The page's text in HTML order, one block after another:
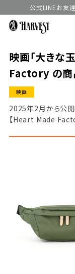
公式LINEお友
映画「大きな
Factory の商
映画
2025年2月から公開
【Heart Made